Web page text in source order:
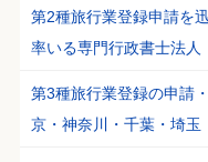
第2種旅行業登録申請を
率いる専門行政書士法人
第3種旅行業登録の申請
京・神奈川・千葉・埼玉